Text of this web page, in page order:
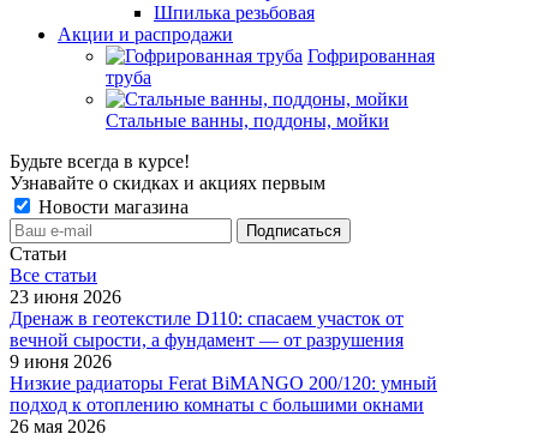
Шпилька резьбовая
Акции и распродажи
Гофрированная
труба
Стальные ванны, поддоны, мойки
Будьте всегда в курсе!
Узнавайте о скидках и акциях первым
Новости магазина
Статьи
Все cтатьи
23 июня 2026
Дренаж в геотекстиле D110: спасаем участок от
вечной сырости, а фундамент — от разрушения
9 июня 2026
Низкие радиаторы Ferat BiMANGO 200/120: умный
подход к отоплению комнаты с большими окнами
26 мая 2026